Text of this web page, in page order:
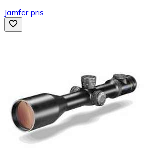
Jämför pris